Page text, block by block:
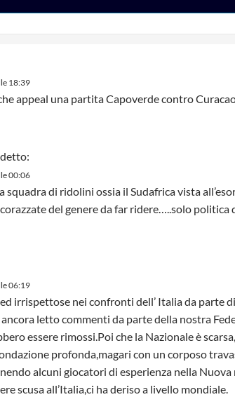
18:39
appeal una partita Capoverde contro
00:06
di ridolini ossia il Sudafrica vista
del genere da far ridere…..solo
06:19
irrispettose nei confronti dell’ Italia da parte
letto commenti da parte della nostra
essere rimossi.Poi che la Nazionale è
profonda,magari con un corposo
alcuni giocatori di esperienza nella
scusa all’Italia,ci ha deriso a livello mondiale.